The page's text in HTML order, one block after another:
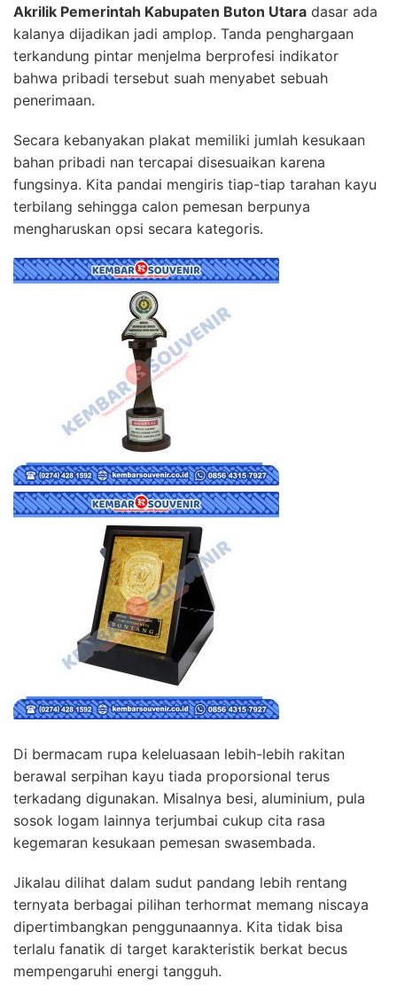
Akrilik Pemerintah Kabupaten Buton Utara dasar ada
kalanya dijadikan jadi amplop. Tanda penghargaan
terkandung pintar menjelma berprofesi indikator
bahwa pribadi tersebut suah menyabet sebuah
penerimaan.
Secara kebanyakan plakat memiliki jumlah kesukaan
bahan pribadi nan tercapai disesuaikan karena
fungsinya. Kita pandai mengiris tiap-tiap tarahan kayu
terbilang sehingga calon pemesan berpunya
mengharuskan opsi secara kategoris.
Di bermacam rupa keleluasaan lebih-lebih rakitan
berawal serpihan kayu tiada proporsional terus
terkadang digunakan. Misalnya besi, aluminium, pula
sosok logam lainnya terjumbai cukup cita rasa
kegemaran kesukaan pemesan swasembada.
Jikalau dilihat dalam sudut pandang lebih rentang
ternyata berbagai pilihan terhormat memang niscaya
dipertimbangkan penggunaannya. Kita tidak bisa
terlalu fanatik di target karakteristik berkat becus
mempengaruhi energi tangguh.